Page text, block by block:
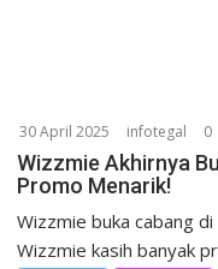
30 April 2025 infotegal 0
Wizzmie Akhirnya
Promo Menarik!
Wizzmie buka cabang
Wizzmie kasih banyak